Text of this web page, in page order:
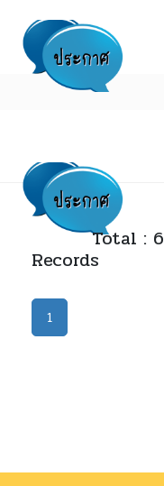
Total : 6
Records
1